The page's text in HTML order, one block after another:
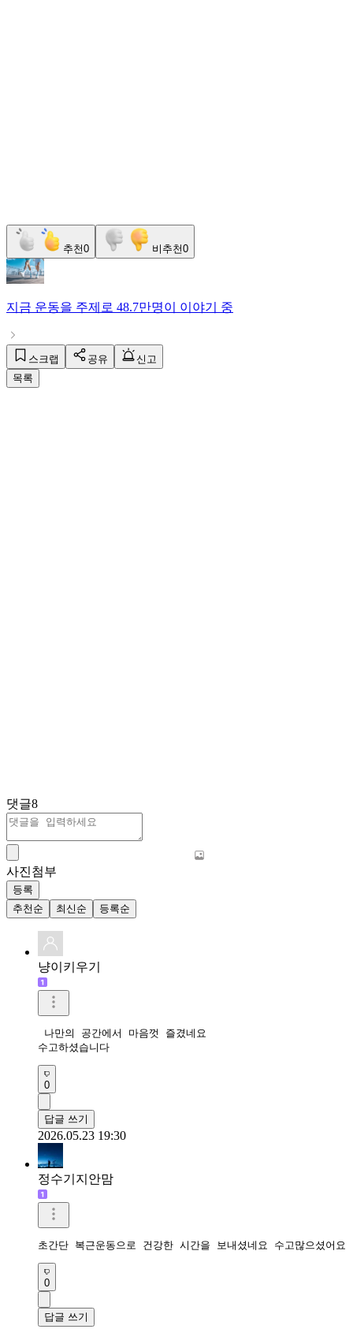
추천0 비추천0
지금 운동을 주제로 48.7만명이 이야기 중
스크랩 공유
신고
목록
댓글8
사진첨부
등록
추천순
최신순 등록순
냥이키우기
나만의 공간에서 마음껏 즐겼네요
수고하셨습니다
0
답글 쓰기
2026.05.23 19:30
정수기지안맘
초간단 복근운동으로 건강한 시간을 보내셨네요 수고많으셨어요
0
답글 쓰기